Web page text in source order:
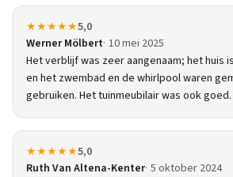
★★★★★5,0
Werner Mölbert 10 mei 2025
Het verblijf was zeer aangenaam; het huis
en het zwembad en de whirlpool waren
gebruiken. Het tuinmeubilair was ook goed.
★★★★★5,0
Ruth Van Altena-Kenter 5 oktober 2024